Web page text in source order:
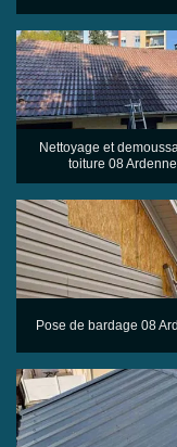
Nettoyage et
toiture 08
Pose de bardage 08